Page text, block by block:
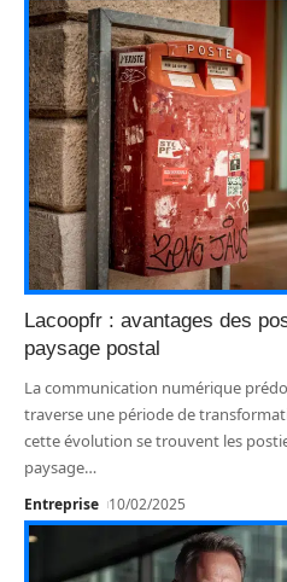
Lacoopfr : avantages des
paysage postal
La communication numérique
traverse une période de
cette évolution se trouvent les
paysage…
Entreprise 10/02/2025